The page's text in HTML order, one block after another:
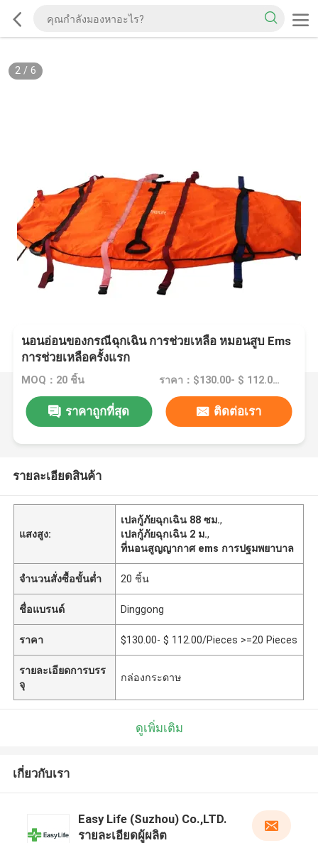
2/ 6
นอนอ่อนของกรณีฉุกเฉิน การช่วยเหลือ หมอนสูบ Ems
การช่วยเหลือครั้งแรก
MOQ：20 ชิ้น ราคา：$130.00- $ 112.00/Pieces >=20 Pieces
ราคาถูกที่สุด ติดต่อเรา
รายละเอียดสินค้า
แสงสูง:
เปลกู้ภัยฉุกเฉิน 88 ซม.,
เปลกู้ภัยฉุกเฉิน 2 ม.,
ที่นอนสูญญากาศ ems การปฐมพยาบาล
จำนวนสั่งซื้อขั้นต่ำ 20 ชิ้น
ชื่อแบรนด์ Dinggong
ราคา $130.00- $ 112.00/Pieces >=20 Pieces
รายละเอียดการบรร
จุ
กล่องกระดาษ
ดูเพิ่มเติม
เกี่ยวกับเรา
Easy Life (Suzhou) Co.,LTD.
รายละเอียดผู้ผลิต